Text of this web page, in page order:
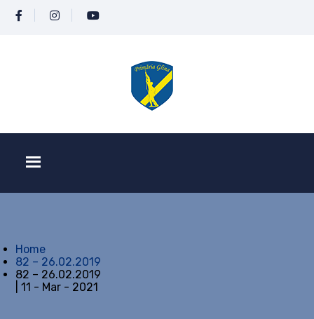
Home
82 – 26.02.2019
82 – 26.02.2019
| 11 - Mar - 2021